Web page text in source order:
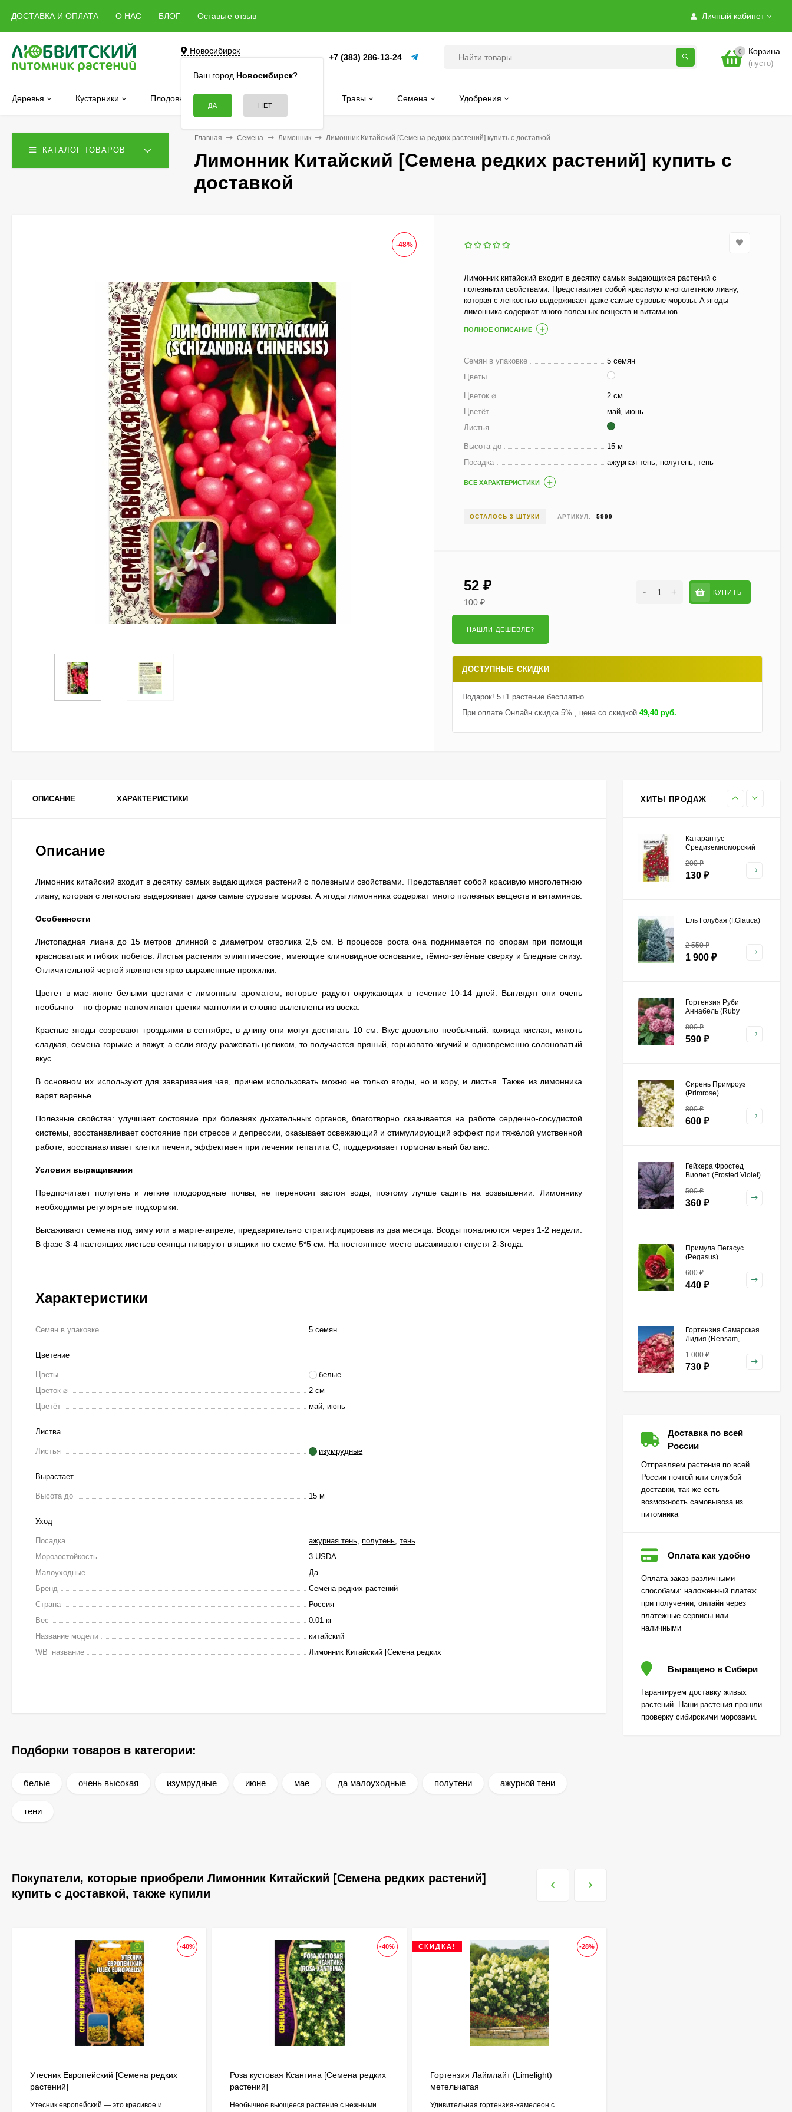
Личный кабинет
ДОСТАВКА И ОПЛАТА О НАС БЛОГ Оставьте отзыв
Новосибирск
Ваш город Новосибирск?
+7 (383) 286-13-24
0 Корзина
(пусто)
Деревья Кустарники Плодовые Хвойные Цветы Травы Семена Удобрения
КАТАЛОГ ТОВАРОВ
Главная Семена Лимонник Лимонник Китайский [Семена редких растений] купить с доставкой
Лимонник Китайский [Семена редких растений] купить с
доставкой
-48%
Лимонник китайский входит в десятку самых выдающихся растений с
полезными свойствами. Представляет собой красивую многолетнюю лиану,
которая с легкостью выдерживает даже самые суровые морозы. А ягоды
лимонника содержат много полезных веществ и витаминов.
ПОЛНОЕ ОПИСАНИЕ
Семян в упаковке
5 семян
Цветы
Цветок ⌀
2 см
Цветёт
май, июнь
Листья
Высота до
15 м
Посадка
ажурная тень, полутень, тень
ВСЕ ХАРАКТЕРИСТИКИ
ОСТАЛОСЬ 3 ШТУКИ АРТИКУЛ: 5999
52₽
100₽
- + КУПИТЬ
ДОСТУПНЫЕ СКИДКИ
Подарок! 5+1 растение бесплатно
При оплате Онлайн скидка 5% , цена со скидкой49,40 руб.
ОПИСАНИЕ ХАРАКТЕРИСТИКИ
Описание
Лимонник китайский входит в десятку самых выдающихся растений с полезными свойствами. Представляет собой красивую многолетнюю
лиану, которая с легкостью выдерживает даже самые суровые морозы. А ягоды лимонника содержат много полезных веществ и витаминов.
Особенности
Листопадная лиана до 15 метров длинной с диаметром стволика 2,5 см. В процессе роста она поднимается по опорам при помощи
красноватых и гибких побегов. Листья растения эллиптические, имеющие клиновидное основание, тёмно-зелёные сверху и бледные снизу.
Отличительной чертой являются ярко выраженные прожилки.
Цветет в мае-июне белыми цветами с лимонным ароматом, которые радуют окружающих в течение 10-14 дней. Выглядят они очень
необычно – по форме напоминают цветки магнолии и словно вылеплены из воска.
Красные ягоды созревают гроздьями в сентябре, в длину они могут достигать 10 см. Вкус довольно необычный: кожица кислая, мякоть
сладкая, семена горькие и вяжут, а если ягоду разжевать целиком, то получается пряный, горьковато-жгучий и одновременно солоноватый
вкус.
В основном их используют для заваривания чая, причем использовать можно не только ягоды, но и кору, и листья. Также из лимонника
варят варенье.
Полезные свойства: улучшает состояние при болезнях дыхательных органов, благотворно сказывается на работе сердечно-сосудистой
системы, восстанавливает состояние при стрессе и депрессии, оказывает освежающий и стимулирующий эффект при тяжёлой умственной
работе, восстанавливает клетки печени, эффективен при лечении гепатита С, поддерживает гормональный баланс.
Условия выращивания
Предпочитает полутень и легкие плодородные почвы, не переносит застоя воды, поэтому лучше садить на возвышении. Лимоннику
необходимы регулярные подкормки.
Высаживают семена под зиму или в марте-апреле, предварительно стратифицировав из два месяца. Всоды появляются через 1-2 недели.
В фазе 3-4 настоящих листьев сеянцы пикируют в ящики по схеме 5*5 см. На постоянное место высаживают спустя 2-3года.
Характеристики
Семян в упаковке 5 семян
Цветение
Цветы
белые
Цветок ⌀
2 см
Цветёт
май, июнь
Листва
Листья изумрудные
Вырастает
Высота до 15 м
Уход
Посадка ажурная тень, полутень, тень
Морозостойкость
3 USDA
Малоуходные
Да
Бренд
Семена редких растений
Страна
Россия
Вес
0.01 кг
Название модели
китайский
WB_название
Лимонник Китайский [Семена редких
Подборки товаров в категории:
белые очень высокая изумрудные июне мае да малоуходные полутени ажурной тени
тени
Покупатели, которые приобрели Лимонник Китайский [Семена редких растений]
купить с доставкой, также купили
-40%
Утесник Европейский [Семена редких
растений]
Утесник европейский — это красивое и
-40%
Роза кустовая Ксантина [Семена редких
растений]
Необычное вьющееся растение с нежными
-28%
СКИДКА!
Гортензия Лаймлайт (Limelight)
метельчатая
Удивительная гортензия-хамелеон с
ХИТЫ ПРОДАЖ
(Polestar) метельчатая
800₽
590₽
430₽
Гортензия Саммер Лав
(Summer Love)
Зебра (Golden Zebra)
Катарантус
Средиземноморский
алтая]
200₽
130 ₽
Ель Голубая (f.Glauca)
2 550₽
1 900 ₽
Гортензия Руби
Аннабель (Ruby
800₽
590 ₽
Сирень Примроуз
(Primrose)
800₽
600 ₽
Гейхера Фростед
Виолет (Frosted Violet)
500₽
360 ₽
Примула Пегасус
(Pegasus)
600₽
440 ₽
Гортензия Самарская
Лидия (Rensam,
метельчатая
1 000₽
730 ₽
500₽
360
Гортензия Лаймлайт
(Limelight) метельчатая
Огурец Корюшка
[Семена алтая]
450₽
310₽
колос английская
[Семена алтая]
130₽
Доставка по всей
России
Отправляем растения по всей
России почтой или службой
доставки, так же есть
возможность самовывоза из
питомника
Оплата как удобно
Оплата заказ различными
способами: наложенный платеж
при получении, онлайн через
платежные сервисы или
наличными
Выращено в Сибири
Гарантируем доставку живых
растений. Наши растения прошли
проверку сибирскими морозами.